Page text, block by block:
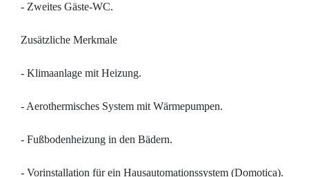
- Zweites Gäste-WC.
Zusätzliche Merkmale
- Klimaanlage mit Heizung.
- Aerothermisches System mit Wärmepumpen.
- Fußbodenheizung in den Bädern.
- Vorinstallation für ein Hausautomationssystem (Domotica).